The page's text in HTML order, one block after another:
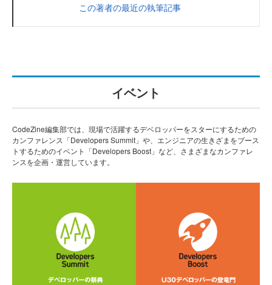
この著者の最近の執筆記事
イベント
CodeZine編集部では、現場で活躍するデベロッパーをスターにするための
カンファレンス「Developers Summit」や、エンジニアの生きざまをブース
トするためのイベント「Developers Boost」など、さまざまなカンファレ
ンスを企画・運営しています。